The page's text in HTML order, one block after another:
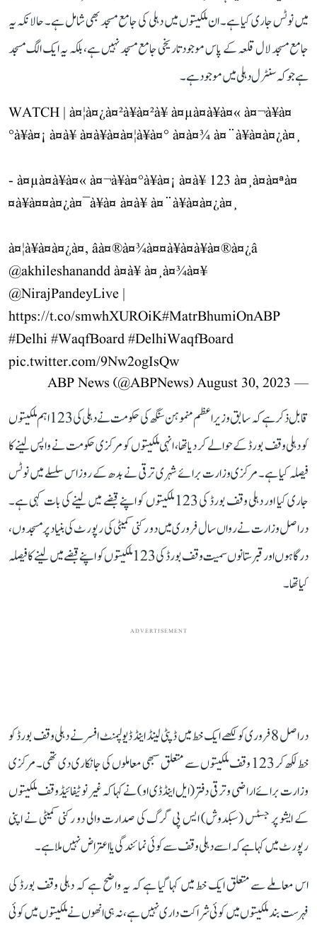
میں نوٹس جاری کیا ہے۔ ان ملکیتوں میں دہلی کی جامع مسجد بھی شامل ہے۔ حالانکہ یہ
جامع مسجد لال قلعہ کے پاس موجود تاریخی جامع مسجد نہیں ہے، بلکہ یہ ایک الگ مسجد
ہے جو کہ سنٹرل دہلی میں موجود ہے۔
WATCH | à¤¦à¤¿à¤²à¥à¤²à¥ à¤µà¤à¥à¤« à¤¬à¥à¤
°à¥à¤¡ à¤à¥ à¤à¥à¤à¤¦à¥à¤° à¤à¤¾ à¤¨à¥à¤à¤¿à¤¸
- à¤µà¤à¥à¤« à¤¬à¥à¤°à¥à¤¡ à¤à¥ 123 à¤¸à¤à¤ªà¤
¤à¥à¤¤à¤¿à¤¯à¥à¤ à¤à¥ à¤¨à¥à¤à¤¿à¤¸
à¤¦à¥à¤à¤¿à¤, âà¤®à¤¾à¤¤à¥à¤­à¥à¤®à¤¿â
@akhileshananddà¤à¥ à¤¸à¤¾à¤¥
@NirajPandeyLive |
https://t.co/smwhXUROiK#MatrBhumiOnABP
#Delhi #WaqfBoard#DelhiWaqfBoard
pic.twitter.com/9Nw2ogIsQw
— ABP News (@ABPNews)
August 30, 2023
قابل ذکر ہے کہ سابق وزیر اعظم منموہن سنگھ کی حکومت نے دہلی کی 123 اہم ملکیتوں
کو دہلی وقف بورڈ کے حوالے کر دیا تھا، انہی ملکیتوں کو مرکزی حکومت نے واپس لینے کا
فیصلہ کیا ہے۔ مرکزی وزارت برائے شہری ترقی نے بدھ کے روز اس سلسلے میں نوٹس
جاری کیا اور دہلی وقف بورڈ کی 123 ملکیتوں کو اپنے قبضے میں لینے کی بات کہی ہے۔
دراصل وزارت نے رواں سال فروری میں دو رکنی کمیٹی کی رپورٹ کی بنیاد پر مسجدوں،
درگاہوں اور قبرستانوں سمیت وقف بورڈ کی 123 ملکیتوں کو اپنے قبضے میں لینے کا فیصلہ
کیا تھا۔
ADVERTISEMENT
دراصل 8 فروری کو لکھے ایک خط میں ڈپٹی لینڈ اینڈ ڈیولپمنٹ افسر نے دہلی وقف بورڈ کو
خط لکھ کر 123 وقف ملکیتوں سے متعلق سبھی معاملوں کی جانکاری دی تھی۔ مرکزی
وزارت برائے اراضی و ترقی دفتر (ایل اینڈ ڈی او) نے کہا کہ غیر نوٹیفائیڈ وقف ملکیتوں
کے ایشو پر جسٹس (سبکدوش) ایس پی گرگ کی صدارت والی دو رکنی کمیٹی نے اپنی
رپورٹ میں کہا ہے کہ اسے دہلی وقف سے کوئی نمائندگی یا اعتراض نہیں ملا ہے۔
اس معاملے سے متعلق ایک خط میں کہا گیا ہے کہ یہ واضح ہے کہ دہلی وقف بورڈ کی
فہرست بند ملکیتوں میں کوئی شراکت داری نہیں ہے، نہ ہی انھوں نے ملکیتوں میں کوئی